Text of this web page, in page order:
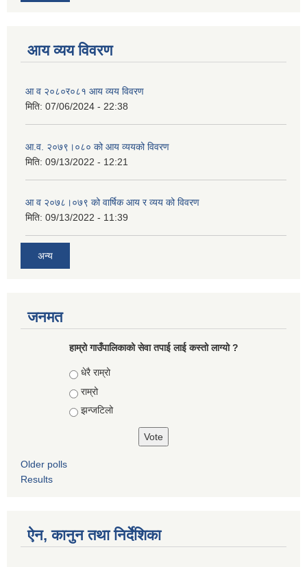
आय व्यय विवरण
आ व २०८०र०८१ आय व्यय विवरण
मिति: 07/06/2024 - 22:38
आ.व. २०७९।०८० को आय व्ययको विवरण
मिति: 09/13/2022 - 12:21
आ‍ व २०७८।०७९ को वार्षिक आय र व्यय को विवरण
मिति: 09/13/2022 - 11:39
अन्य
जनमत
हाम्रो गाउँपालिकाको सेवा तपाई लाई कस्तो लाग्यो ?
Choices
धेरै राम्रो
राम्रो
झन्जटिलो
Older polls
Results
ऐन, कानुन तथा निर्देशिका